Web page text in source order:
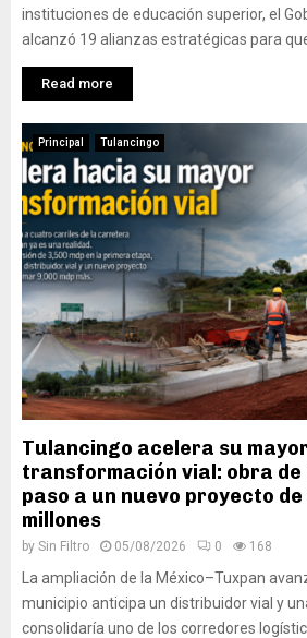
instituciones de educación superior, el
alcanzó 19 alianzas estratégicas para
Read more
Principal Tulancingo
Tulancingo acelera su
transformación vial: obra de
paso a un nuevo proyecto de
millones
by Sin Filtro 05/08/2026 0 168
La ampliación de la México–Tuxpan
municipio anticipa un distribuidor vial y
consolidaría uno de los corredores